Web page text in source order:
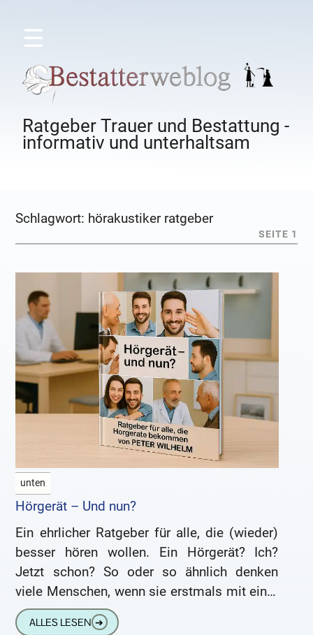
☰
Ratgeber Trauer und Bestattung -
informativ und unterhaltsam
Schlagwort: hörakustiker ratgeber
SEITE 1
unten
Hörgerät – Und nun?
Ein ehrlicher Ratgeber für alle, die (wieder)
besser hören wollen. Ein Hörgerät? Ich?
Jetzt schon? So oder so ähnlich denken
viele Menschen, wenn sie erstmals mit einer
Schwerhörigkeit konfrontiert werden.
ALLES LESEN ➔